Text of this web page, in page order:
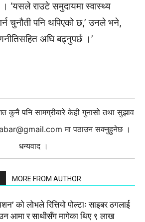
। ‘यसले राउटे समुदायमा स्वास्थ्य
चुनौती पनि थपिएको छ,’ उनले भने,
अघि बढ्नुपर्छ ।’
कुनै पनि सामग्रीबारे केही गुनासो तथा सुझाव
मा पठाउन सक्नुहुनेछ ।
धन्यवाद ।
MORE FROM AUTHOR
को लोभले रित्तियो पोल्टाः साइबर ठगलाई
आमा र साथीसँग मागेका थिए ९ लाख